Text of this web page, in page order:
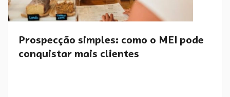
Prospecção simples: como o MEI pode
conquistar mais clientes